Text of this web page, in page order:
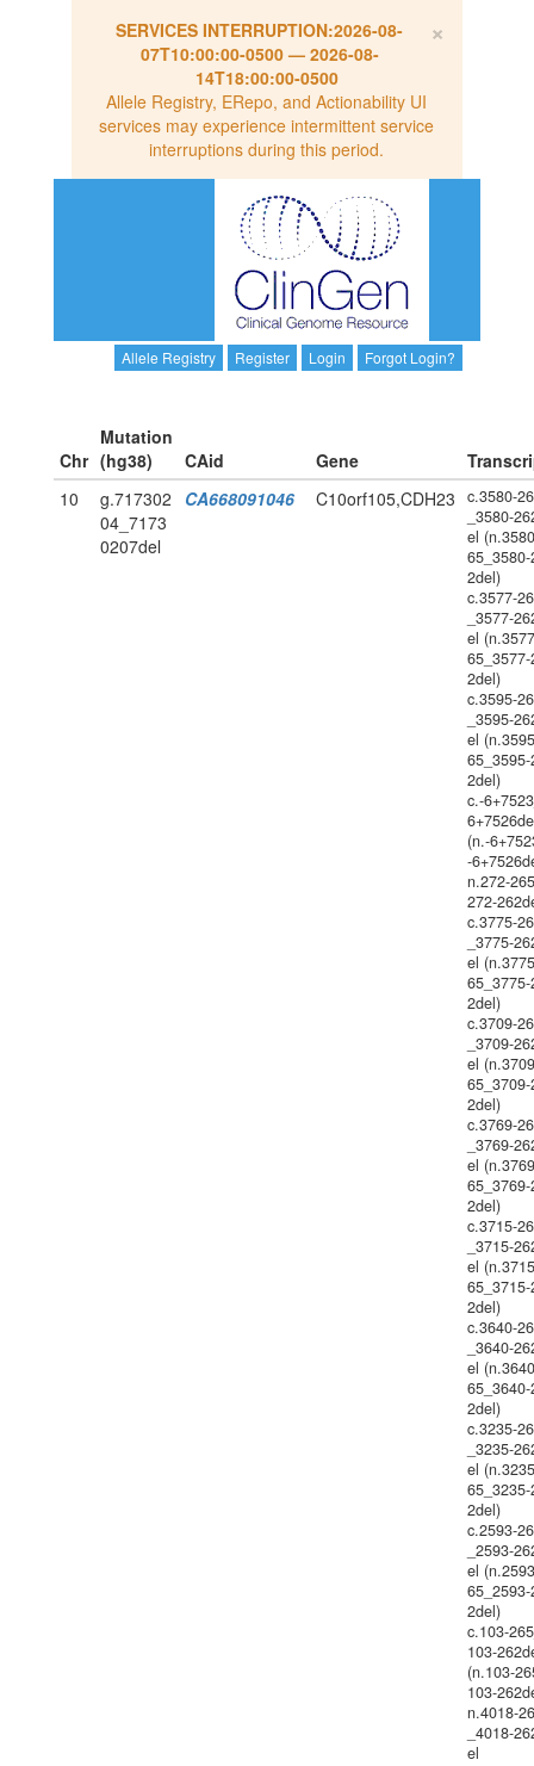
×
SERVICES INTERRUPTION:2026-08-
07T10:00:00-0500— 2026-08-
14T18:00:00-0500
Allele Registry, ERepo, and Actionability UI
services may experience intermittent service
interruptions during this period.
Allele Registry Register Login Forgot Login?
Chr
Mutation
(hg38)
CAid Gene
10
g.717302
04_7173
0207del
CA668091046 C10orf105,CDH23
c.3580-
_3580-
el
65_3580-
2del)
c.3577-
_3577-
el
65_3577-
2del)
c.3595-
_3595-
el
65_3595-
2del)
c.-
(n.-
-
n.272-
272-
c.3775-
_3775-
el
65_3775-
2del)
c.3709-
_3709-
el
65_3709-
2del)
c.3769-
_3769-
el
65_3769-
2del)
c.3715-
_3715-
el
65_3715-
2del)
c.3640-
_3640-
el
65_3640-
2del)
c.3235-
_3235-
el
65_3235-
2del)
c.2593-
_2593-
el
65_2593-
2del)
c.103-
103-
(n.103-
103-
n.4018-
_4018-
el